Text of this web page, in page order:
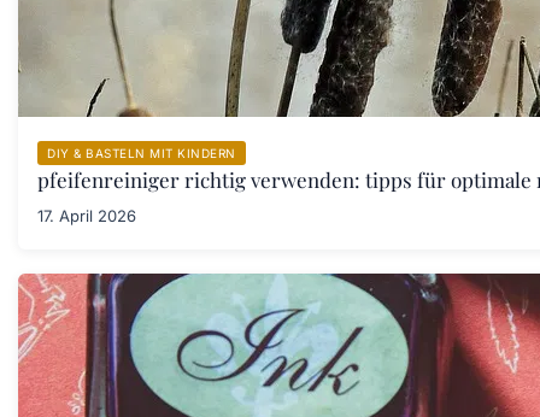
DIY & BASTELN MIT KINDERN
pfeifenreiniger richtig verwenden: tipps für optimale
17. April 2026